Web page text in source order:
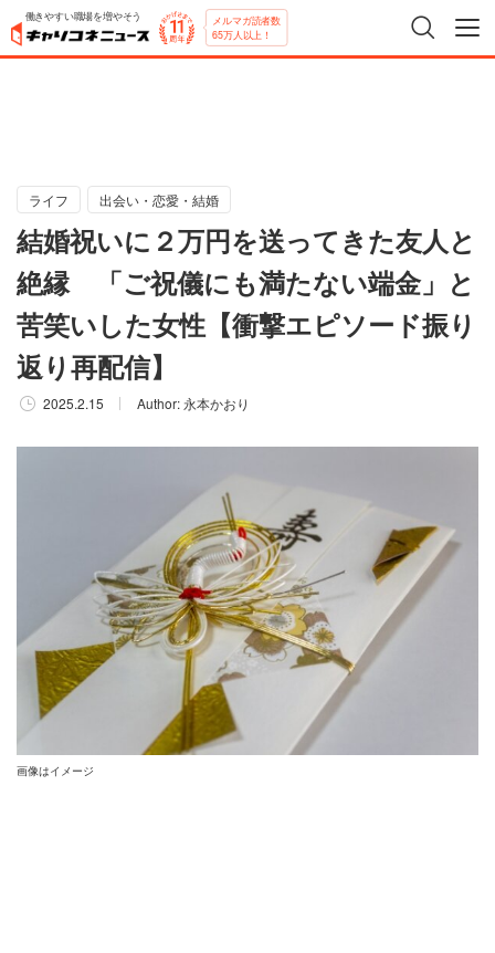
働きやすい職場を増やそう メルマガ読者数
65万人以上！
ライフ 出会い・恋愛・結婚
結婚祝いに２万円を送ってきた友人と
絶縁 「ご祝儀にも満たない端金」と
苦笑いした女性【衝撃エピソード振り
返り再配信】
2025.2.15 Author:永本かおり
画像はイメージ